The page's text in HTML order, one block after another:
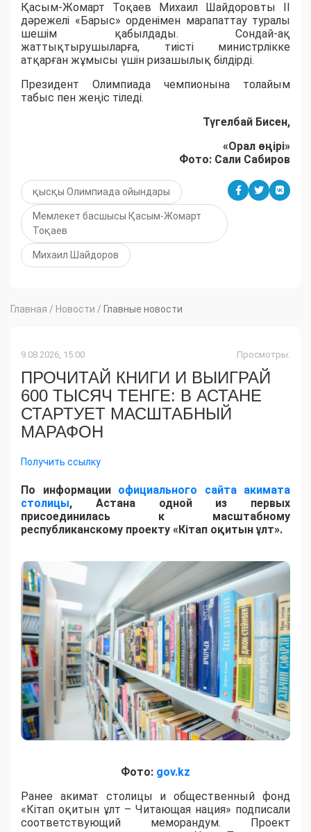
Қасым-Жомарт Тоқаев Михаил Шайдоровты II
дәрежелі «Барыс» орденімен марапаттау туралы
шешім қабылдады. Сондай-ақ
жаттықтырушыларға, тиісті министрлікке
атқарған жұмысы үшін ризашылық білдірді.
Президент Олимпиада чемпионына толайым
табыс пен жеңіс тіледі.
Түгелбай Бисен,
«Орал өңірі»
Фото: Сали Сабиров
қысқы Олимпиада ойындары
Мемлекет басшысы Қасым-Жомарт
Тоқаев
Михаил Шайдоров
Главная / Новости / Главные новости
9.08.2026, 15:00 Просмотры:
ПРОЧИТАЙ КНИГИ И ВЫИГРАЙ
600 ТЫСЯЧ ТЕНГЕ: В АСТАНЕ
СТАРТУЕТ МАСШТАБНЫЙ
МАРАФОН
Получить ссылку
По информации официального сайта акимата
столицы, Астана одной из первых
присоединилась к масштабному
республиканскому проекту «Кітап оқитын ұлт».
Фото: gov.kz
Ранее акимат столицы и общественный фонд
«Кітап оқитын ұлт – Читающая нация» подписали
соответствующий меморандум. Проект